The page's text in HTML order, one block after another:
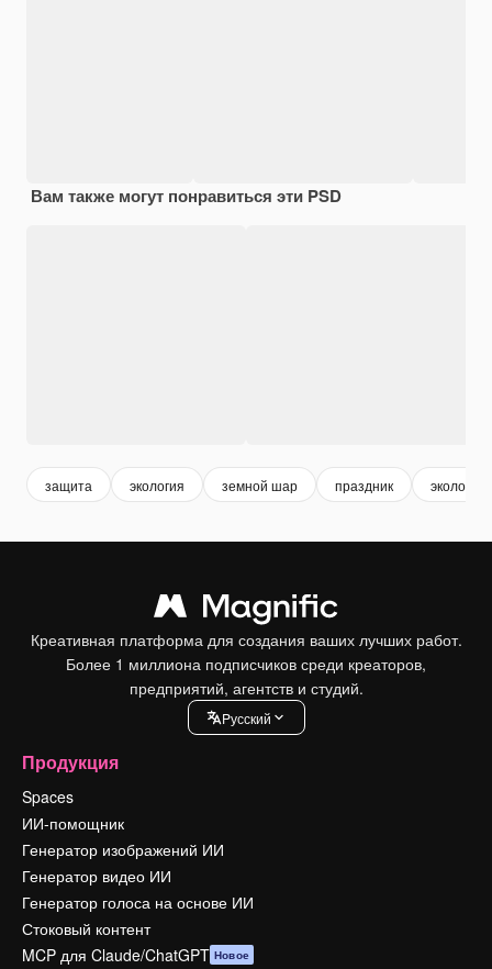
Вам также могут понравиться эти PSD
защита экология земной шар праздник
Креативная платформа для создания ваших лучших работ.
Более 1 миллиона подписчиков среди креаторов,
предприятий, агентств и студий.
Pусский
Продукция
Spaces
ИИ-помощник
Генератор изображений ИИ
Генератор видео ИИ
Генератор голоса на основе ИИ
Стоковый контент
MCP для Claude/ChatGPT Новое